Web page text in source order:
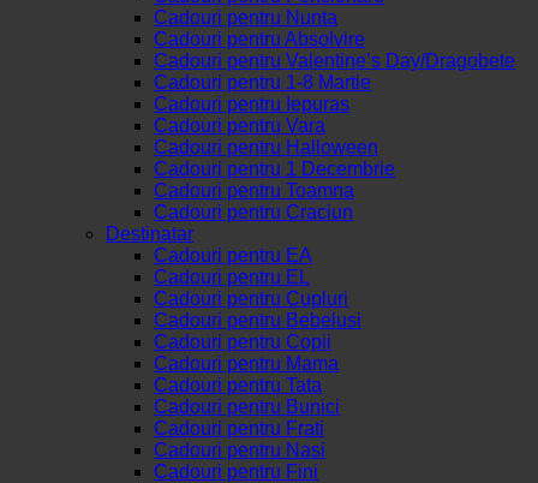
Cadouri pentru Nunta
Cadouri pentru Absolvire
Cadouri pentru Valentine’s Day/Dragobete
Cadouri pentru 1-8 Martie
Cadouri pentru Iepuras
Cadouri pentru Vara
Cadouri pentru Halloween
Cadouri pentru 1 Decembrie
Cadouri pentru Toamna
Cadouri pentru Craciun
Destinatar
Cadouri pentru EA
Cadouri pentru EL
Cadouri pentru Cupluri
Cadouri pentru Bebelusi
Cadouri pentru Copii
Cadouri pentru Mama
Cadouri pentru Tata
Cadouri pentru Bunici
Cadouri pentru Frati
Cadouri pentru Nasi
Cadouri pentru Fini